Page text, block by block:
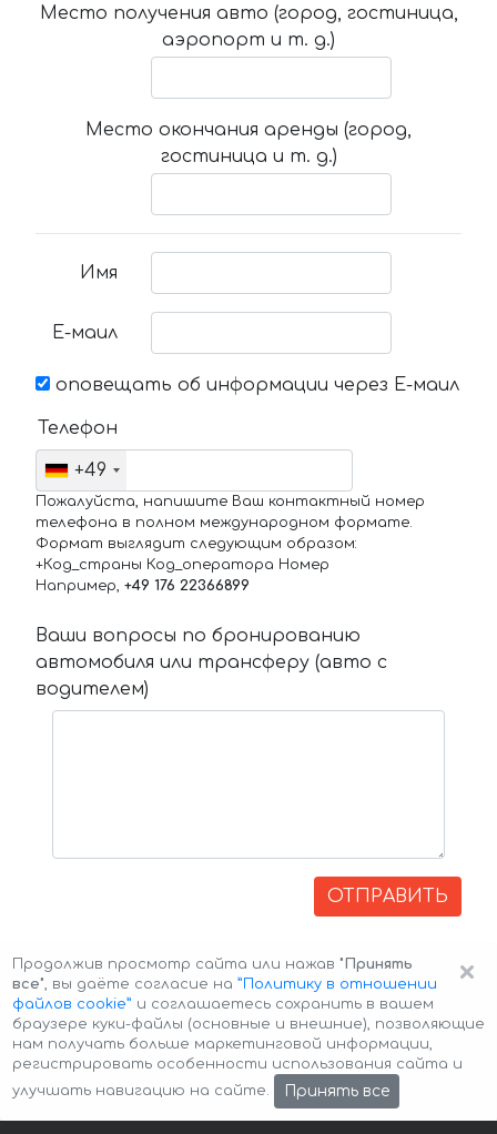
Место получения авто (город, гостиница,
аэропорт и т. д.)
Место окончания аренды (город,
гостиница и т. д.)
Имя
Е-маил
оповещать об информации через Е-маил
Телефон
+49
Пожалуйста, напишите Ваш контактный номер
телефона в полном международном формате.
Формат выглядит следующим образом:
+Код_страны Код_оператора Номер
Например, +49 176 22366899
Ваши вопросы по бронированию
автомобиля или трансферу (авто с
водителем)
ОТПРАВИТЬ
Авторские права © 2026 Авто-Аренда Cookie Policy
×
Продолжив просмотр сайта или нажав "Принять
все", вы даёте согласие на ”Политику в отношении
файлов cookie” и соглашаетесь сохранить в вашем
браузере куки-файлы (основные и внешние), позволяющие
нам получать больше маркетинговой информации,
регистрировать особенности использования сайта и
улучшать навигацию на сайте.
Принять все